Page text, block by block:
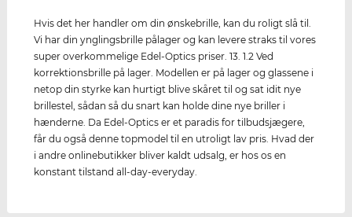
Hvis det her handler om din ønskebrille, kan du roligt slå til.
Vi har din ynglingsbrille pålager og kan levere straks til vores
super overkommelige Edel-Optics priser. 13. 1.2 Ved
korrektionsbrille på lager. Modellen er på lager og glassene i
netop din styrke kan hurtigt blive skåret til og sat idit nye
brillestel, sådan så du snart kan holde dine nye briller i
hænderne. Da Edel-Optics er et paradis for tilbudsjægere,
får du også denne topmodel til en utroligt lav pris. Hvad der
i andre onlinebutikker bliver kaldt udsalg, er hos os en
konstant tilstand all-day-everyday.